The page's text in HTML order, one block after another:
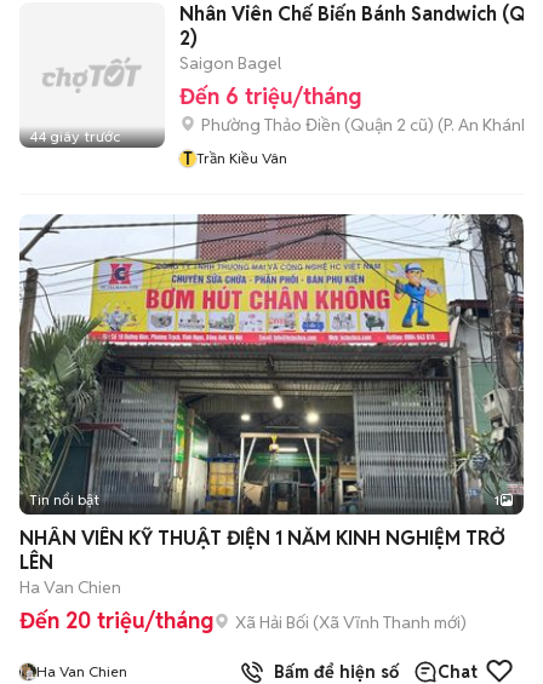
44 giây trước
Nhân Viên Chế Biến Bánh Sandwich
2)
Saigon Bagel
Đến 6 triệu/tháng
Phường Thảo Điền (Quận 2 cũ) (P. An Khánh
T Trần Kiều Vân
Tin nổi bật 1
NHÂN VIÊN KỸ THUẬT ĐIỆN 1 NĂM KINH NGHIỆM TRỞ
LÊN
Ha Van Chien
Đến 20 triệu/tháng Xã Hải Bối (Xã Vĩnh Thanh mới)
Ha Van Chien Bấm để hiện số Chat